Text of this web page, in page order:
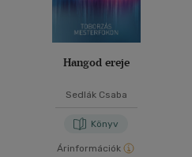
Hangod ereje
Sedlák Csaba
Könyv
Árinformációk